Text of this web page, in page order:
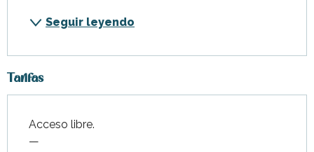
Seguir leyendo
Tarifas
Acceso libre.
—